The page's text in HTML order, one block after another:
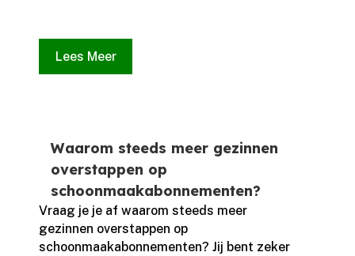
Lees Meer
Waarom steeds meer gezinnen
overstappen op
schoonmaakabonnementen?
Vraag je je af waarom steeds meer
gezinnen overstappen op
schoonmaakabonnementen? Jij bent zeker